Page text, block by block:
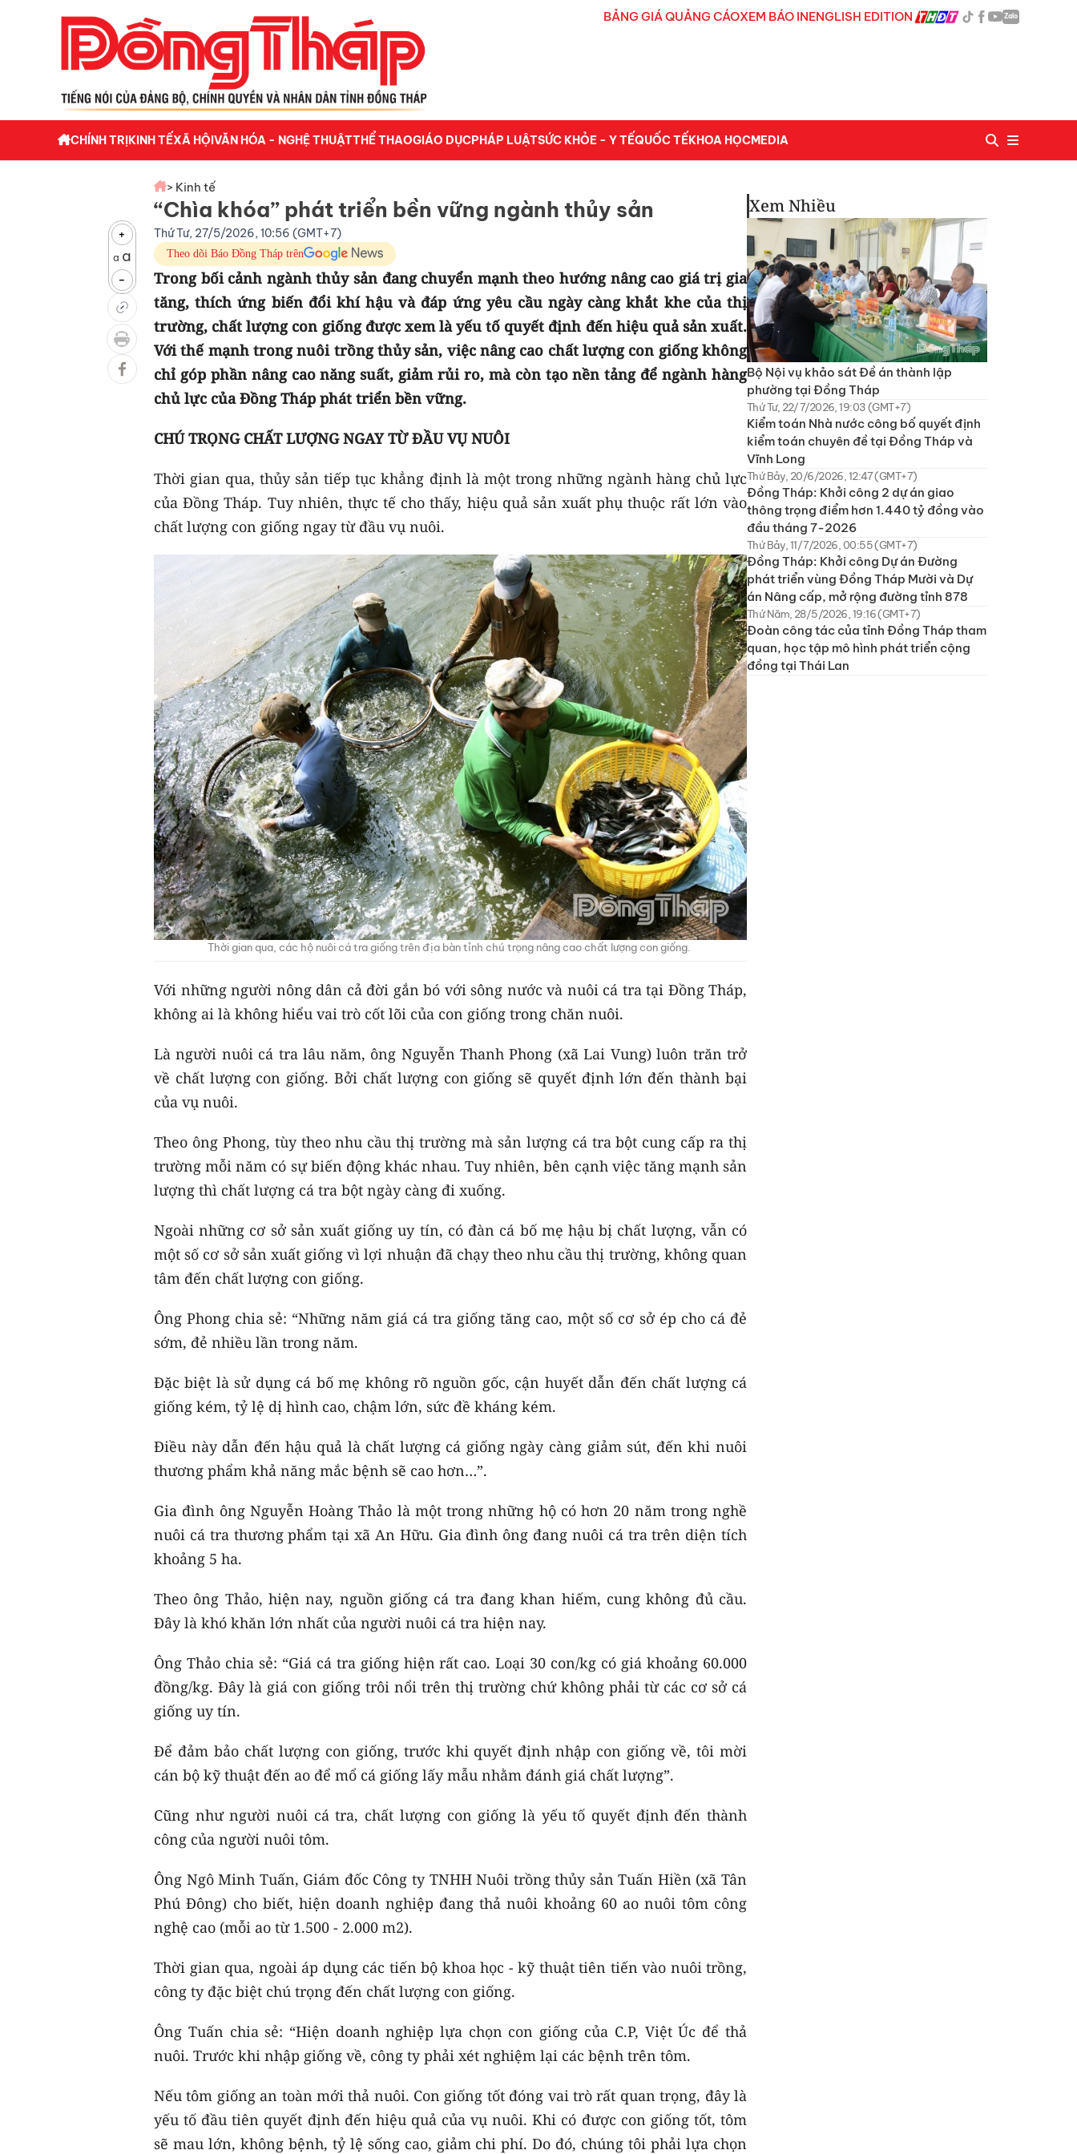
BẢNG GIÁ QUẢNG CÁOXEM BÁO INENGLISH EDITION Zalo
CHÍNH TRỊKINH TẾXÃ HỘIVĂN HÓA - NGHỆ THUẬTTHỂ THAOGIÁO DỤCPHÁP LUẬTSỨC KHỎE - Y TẾQUỐC TẾKHOA HỌCMEDIA
+
a a
-
> Kinh tế
“Chìa khóa” phát triển bền vững ngành thủy sản
Thứ Tư, 27/5/2026, 10:56 (GMT+7)
Theo dõi Báo Đồng Tháp trên
Trong bối cảnh ngành thủy sản đang chuyển mạnh theo hướng nâng cao giá trị gia
tăng, thích ứng biến đổi khí hậu và đáp ứng yêu cầu ngày càng khắt khe của thị
trường, chất lượng con giống được xem là yếu tố quyết định đến hiệu quả sản xuất.
Với thế mạnh trong nuôi trồng thủy sản, việc nâng cao chất lượng con giống không
chỉ góp phần nâng cao năng suất, giảm rủi ro, mà còn tạo nền tảng để ngành hàng
chủ lực của Đồng Tháp phát triển bền vững.
CHÚ TRỌNG CHẤT LƯỢNG NGAY TỪ ĐẦU VỤ NUÔI
Thời gian qua, thủy sản tiếp tục khẳng định là một trong những ngành hàng chủ lực
của Đồng Tháp. Tuy nhiên, thực tế cho thấy, hiệu quả sản xuất phụ thuộc rất lớn vào
chất lượng con giống ngay từ đầu vụ nuôi.
Thời gian qua, các hộ nuôi cá tra giống trên địa bàn tỉnh chú trọng nâng cao chất lượng con giống.
Với những người nông dân cả đời gắn bó với sông nước và nuôi cá tra tại Đồng Tháp,
không ai là không hiểu vai trò cốt lõi của con giống trong chăn nuôi.
Là người nuôi cá tra lâu năm, ông Nguyễn Thanh Phong (xã Lai Vung) luôn trăn trở
về chất lượng con giống. Bởi chất lượng con giống sẽ quyết định lớn đến thành bại
của vụ nuôi.
Theo ông Phong, tùy theo nhu cầu thị trường mà sản lượng cá tra bột cung cấp ra thị
trường mỗi năm có sự biến động khác nhau. Tuy nhiên, bên cạnh việc tăng mạnh sản
lượng thì chất lượng cá tra bột ngày càng đi xuống.
Ngoài những cơ sở sản xuất giống uy tín, có đàn cá bố mẹ hậu bị chất lượng, vẫn có
một số cơ sở sản xuất giống vì lợi nhuận đã chạy theo nhu cầu thị trường, không quan
tâm đến chất lượng con giống.
Ông Phong chia sẻ: “Những năm giá cá tra giống tăng cao, một số cơ sở ép cho cá đẻ
sớm, đẻ nhiều lần trong năm.
Đặc biệt là sử dụng cá bố mẹ không rõ nguồn gốc, cận huyết dẫn đến chất lượng cá
giống kém, tỷ lệ dị hình cao, chậm lớn, sức đề kháng kém.
Điều này dẫn đến hậu quả là chất lượng cá giống ngày càng giảm sút, đến khi nuôi
thương phẩm khả năng mắc bệnh sẽ cao hơn…”.
Gia đình ông Nguyễn Hoàng Thảo là một trong những hộ có hơn 20 năm trong nghề
nuôi cá tra thương phẩm tại xã An Hữu. Gia đình ông đang nuôi cá tra trên diện tích
khoảng 5 ha.
Theo ông Thảo, hiện nay, nguồn giống cá tra đang khan hiếm, cung không đủ cầu.
Đây là khó khăn lớn nhất của người nuôi cá tra hiện nay.
Ông Thảo chia sẻ: “Giá cá tra giống hiện rất cao. Loại 30 con/kg có giá khoảng 60.000
đồng/kg. Đây là giá con giống trôi nổi trên thị trường chứ không phải từ các cơ sở cá
giống uy tín.
Để đảm bảo chất lượng con giống, trước khi quyết định nhập con giống về, tôi mời
cán bộ kỹ thuật đến ao để mổ cá giống lấy mẫu nhằm đánh giá chất lượng”.
Cũng như người nuôi cá tra, chất lượng con giống là yếu tố quyết định đến thành
công của người nuôi tôm.
Ông Ngô Minh Tuấn, Giám đốc Công ty TNHH Nuôi trồng thủy sản Tuấn Hiền (xã Tân
Phú Đông) cho biết, hiện doanh nghiệp đang thả nuôi khoảng 60 ao nuôi tôm công
nghệ cao (mỗi ao từ 1.500 - 2.000 m2).
Thời gian qua, ngoài áp dụng các tiến bộ khoa học - kỹ thuật tiên tiến vào nuôi trồng,
công ty đặc biệt chú trọng đến chất lượng con giống.
Ông Tuấn chia sẻ: “Hiện doanh nghiệp lựa chọn con giống của C.P, Việt Úc để thả
nuôi. Trước khi nhập giống về, công ty phải xét nghiệm lại các bệnh trên tôm.
Nếu tôm giống an toàn mới thả nuôi. Con giống tốt đóng vai trò rất quan trọng, đây là
yếu tố đầu tiên quyết định đến hiệu quả của vụ nuôi. Khi có được con giống tốt, tôm
sẽ mau lớn, không bệnh, tỷ lệ sống cao, giảm chi phí. Do đó, chúng tôi phải lựa chọn
Xem Nhiều
Bộ Nội vụ khảo sát Đề án thành lập
phường tại Đồng Tháp
Thứ Tư, 22/7/2026, 19:03 (GMT+7)
Kiểm toán Nhà nước công bố quyết định
kiểm toán chuyên đề tại Đồng Tháp và
Vĩnh Long
Thứ Bảy, 20/6/2026, 12:47 (GMT+7)
Đồng Tháp: Khởi công 2 dự án giao
thông trọng điểm hơn 1.440 tỷ đồng vào
đầu tháng 7-2026
Thứ Bảy, 11/7/2026, 00:55 (GMT+7)
Đồng Tháp: Khởi công Dự án Đường
phát triển vùng Đồng Tháp Mười và Dự
án Nâng cấp, mở rộng đường tỉnh 878
Thứ Năm, 28/5/2026, 19:16 (GMT+7)
Đoàn công tác của tỉnh Đồng Tháp tham
quan, học tập mô hình phát triển cộng
đồng tại Thái Lan